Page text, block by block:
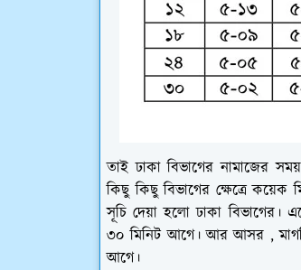
তাই ঢাকা বিভাগের নামাজের
কিছু কিছু বিভাগের ক্ষেত্রে
সূচি দেয়া হলো ঢাকা
৩০ মিনিট আগে। আর আসর ,
আগে।